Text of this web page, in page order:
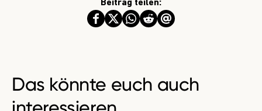
Beitrag teilen:
Das könnte euch auch